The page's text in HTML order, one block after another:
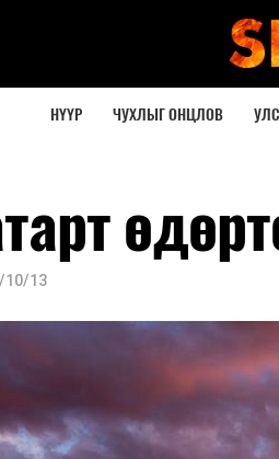
НҮҮР ЧУХЛЫГ ОНЦЛОВ
10/13